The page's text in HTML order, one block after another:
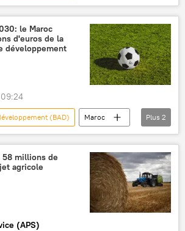
chemin de fer
du Congo (RDC)
le Maroc
d'euros de la
développement
(BAD)
Maroc
Plus 2
58 millions de
agricole
(APS)